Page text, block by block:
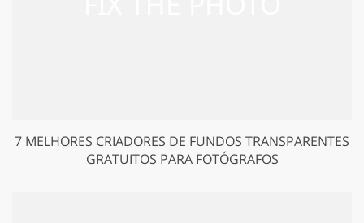
7 MELHORES CRIADORES DE FUNDOS TRANSPARENTES
GRATUITOS PARA FOTÓGRAFOS